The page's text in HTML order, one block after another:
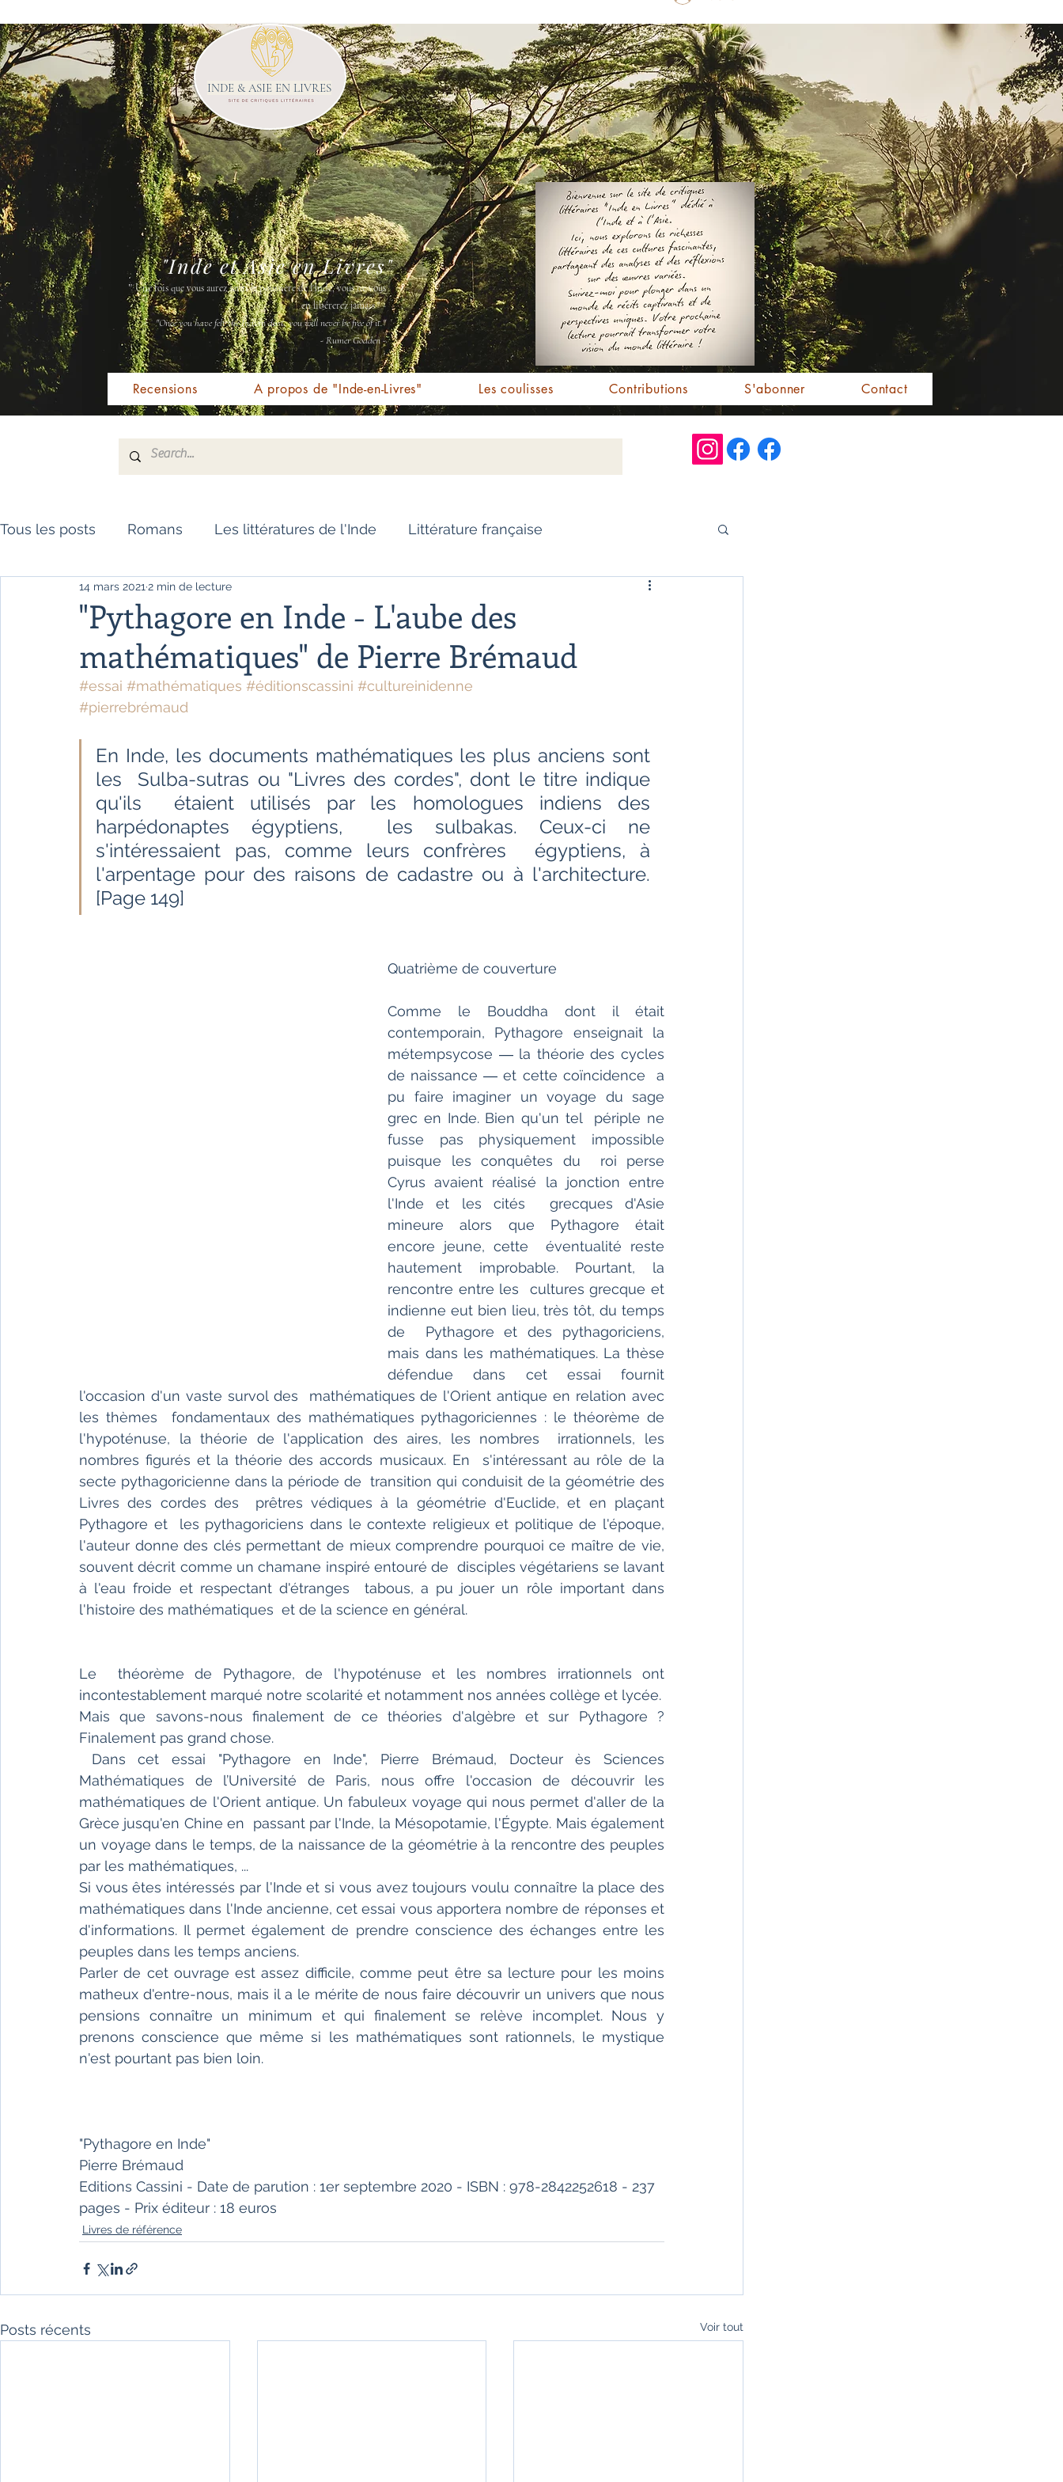
INDE & ASIE EN LIVRES
"Une fois que vous aurez senti la poussière de l'Inde, vous ne vous
en libérerez jamais " -
"Once you have felt the Indian dust, you will never be free of it."
- Rumer Godden -
"Inde et Asie en Livres"
Recensions A propos de "Inde-en-Livres" Les coulisses Contributions S'abonner Contact
Tous les posts Romans Les littératures de l'Inde Littérature française
Livres de référence Dictionnaire
Témoignages / Récits Romans jeunesse Essai Personnalités indiennes
Fêtes indiennes
Littérature tamoule Littérature bengali Littérature malayalam Littérature pendjabi
L'Inde vue par l'Occident Yoga Histoire de l'Inde par les livres
Littérature anglo-saxonne
Contes
"Pythagore en Inde - L'aube des
mathématiques" de Pierre Brémaud
14 mars 2021 2 min de lecture
#essai #mathématiques #éditionscassini #cultureinidenne
#pierrebrémaud
En Inde, les documents mathématiques les plus anciens sont
les  Sulba-sutras ou "Livres des cordes", dont le titre indique
qu'ils  étaient utilisés par les homologues indiens des
harpédonaptes égyptiens,  les sulbakas. Ceux-ci ne
s'intéressaient pas, comme leurs confrères  égyptiens, à
l'arpentage pour des raisons de cadastre ou à l'architecture.
[Page 149]
Quatrième de couverture
Comme le Bouddha dont il était
contemporain, Pythagore enseignait la
métempsycose ― la théorie des cycles
de naissance ― et cette coïncidence  a
pu faire imaginer un voyage du sage
grec en Inde. Bien qu'un tel  périple ne
fusse pas physiquement impossible
puisque les conquêtes du  roi perse
Cyrus avaient réalisé la jonction entre
l'Inde et les cités  grecques d'Asie
mineure alors que Pythagore était
encore jeune, cette  éventualité reste
hautement improbable. Pourtant, la
rencontre entre les  cultures grecque et
indienne eut bien lieu, très tôt, du temps
de  Pythagore et des pythagoriciens,
mais dans les mathématiques. La thèse
défendue dans cet essai fournit
l'occasion d'un vaste survol des  mathématiques de l'Orient antique en relation avec
les thèmes  fondamentaux des mathématiques pythagoriciennes : le théorème de
l'hypoténuse, la théorie de l'application des aires, les nombres  irrationnels, les
nombres figurés et la théorie des accords musicaux. En  s'intéressant au rôle de la
secte pythagoricienne dans la période de  transition qui conduisit de la géométrie des
Livres des cordes des  prêtres védiques à la géométrie d'Euclide, et en plaçant
Pythagore et  les pythagoriciens dans le contexte religieux et politique de l'époque,
l'auteur donne des clés permettant de mieux comprendre pourquoi ce maître de vie,
souvent décrit comme un chamane inspiré entouré de  disciples végétariens se lavant
à l'eau froide et respectant d'étranges  tabous, a pu jouer un rôle important dans
l'histoire des mathématiques  et de la science en général.
Le  théorème de Pythagore, de l'hypoténuse et les nombres irrationnels ont
incontestablement marqué notre scolarité et notamment nos années collège et lycée.
Mais que savons-nous finalement de ce théories d'algèbre et sur Pythagore ?
Finalement pas grand chose.
Mathématiques de l’Université de Paris, nous offre l'occasion de découvrir les
mathématiques de l'Orient antique. Un fabuleux voyage qui nous permet d'aller de la
Grèce jusqu'en Chine en  passant par l'Inde, la Mésopotamie, l'Égypte. Mais également
un voyage dans le temps, de la naissance de la géométrie à la rencontre des peuples
par les mathématiques, ...
Si vous êtes intéressés par l'Inde et si vous avez toujours voulu connaître la place des
mathématiques dans l'Inde ancienne, cet essai vous apportera nombre de réponses et
d'informations. Il permet également de prendre conscience des échanges entre les
peuples dans les temps anciens.
Parler de cet ouvrage est assez difficile, comme peut être sa lecture pour les moins
matheux d'entre-nous, mais il a le mérite de nous faire découvrir un univers que nous
pensions connaître un minimum et qui finalement se relève incomplet. Nous y
prenons conscience que même si les mathématiques sont rationnels, le mystique
n'est pourtant pas bien loin.
"Pythagore en Inde"
Pierre Brémaud
Editions Cassini - Date de parution : 1er septembre 2020 - ISBN : 978-2842252618 - 237
pages - Prix éditeur : 18 euros
Livres de référence
Posts récents Voir tout